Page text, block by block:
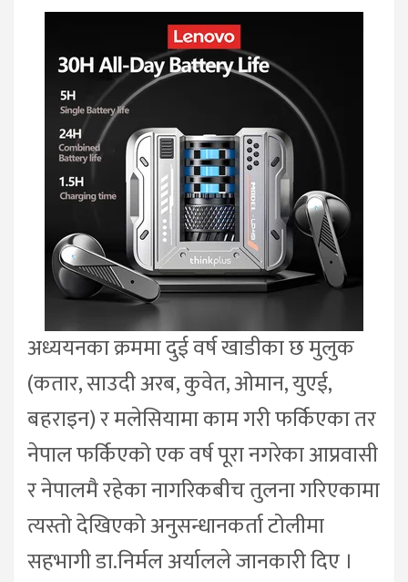
अध्ययनका क्रममा दुई वर्ष खाडीका छ मुलुक
(कतार, साउदी अरब, कुवेत, ओमान, युएई,
बहराइन) र मलेसियामा काम गरी फर्किएका तर
नेपाल फर्किएको एक वर्ष पूरा नगरेका आप्रवासी
र नेपालमै रहेका नागरिकबीच तुलना गरिएकामा
त्यस्तो देखिएको अनुसन्धानकर्ता टोलीमा
सहभागी डा.निर्मल अर्यालले जानकारी दिए ।